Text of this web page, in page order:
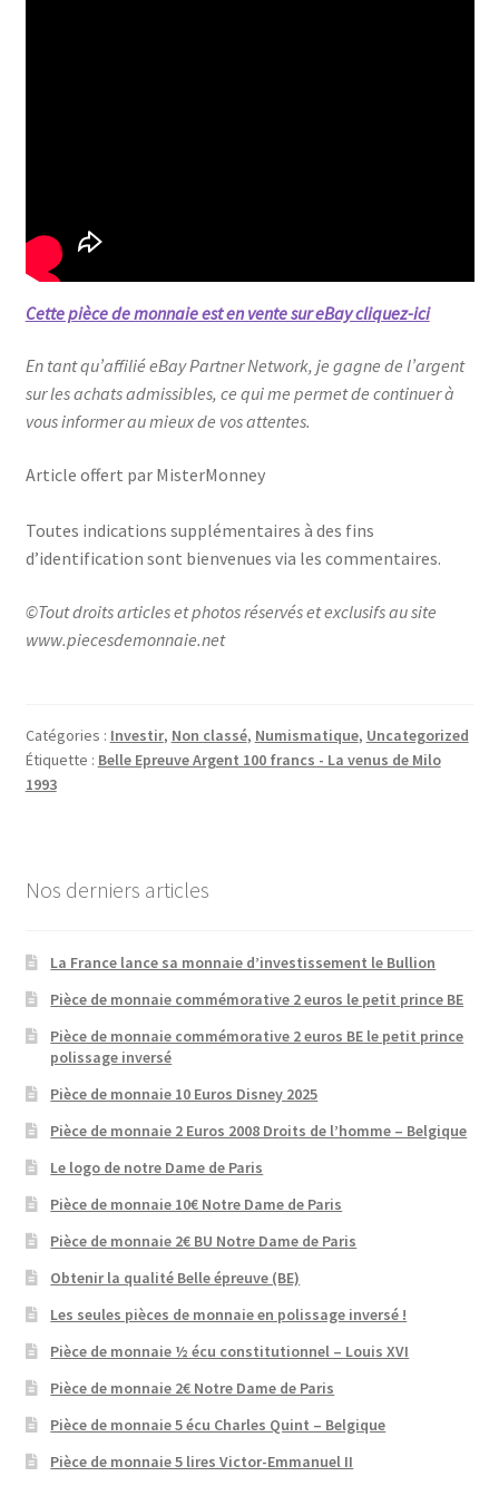
Cette pièce de monnaie est en vente sur eBay cliquez-ici
En tant qu’affilié eBay Partner Network, je gagne de l’argent
sur les achats admissibles, ce qui me permet de continuer à
vous informer au mieux de vos attentes.
Article offert par MisterMonney
Toutes indications supplémentaires à des fins
d’identification sont bienvenues via les commentaires.
©Tout droits articles et photos réservés et exclusifs au site
www.piecesdemonnaie.net
Catégories : Investir, Non classé, Numismatique, Uncategorized
Étiquette : Belle Epreuve Argent 100 francs - La venus de Milo
1993
Nos derniers articles
La France lance sa monnaie d’investissement le Bullion
Pièce de monnaie commémorative 2 euros le petit prince BE
Pièce de monnaie commémorative 2 euros BE le petit prince
polissage inversé
Pièce de monnaie 10 Euros Disney 2025
Pièce de monnaie 2 Euros 2008 Droits de l’homme – Belgique
Le logo de notre Dame de Paris
Pièce de monnaie 10€ Notre Dame de Paris
Pièce de monnaie 2€ BU Notre Dame de Paris
Obtenir la qualité Belle épreuve (BE)
Les seules pièces de monnaie en polissage inversé !
Pièce de monnaie ½ écu constitutionnel – Louis XVI
Pièce de monnaie 2€ Notre Dame de Paris
Pièce de monnaie 5 écu Charles Quint – Belgique
Pièce de monnaie 5 lires Victor-Emmanuel II